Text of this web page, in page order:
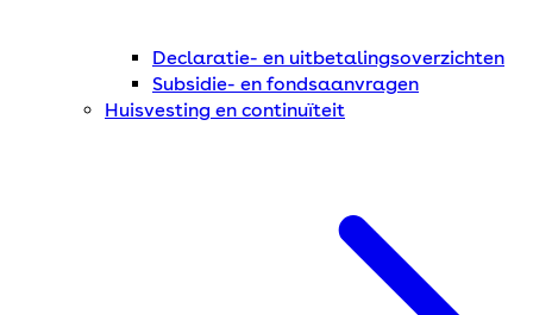
Declaratie- en uitbetalingsoverzichten
Subsidie- en fondsaanvragen
Huisvesting en continuïteit